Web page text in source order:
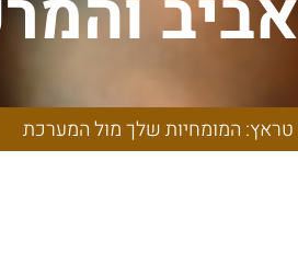
שלך
טראץ: המומחיות שלך מול המערכת